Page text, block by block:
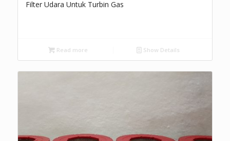
Filter Udara Untuk Turbin Gas
Read more Show Details